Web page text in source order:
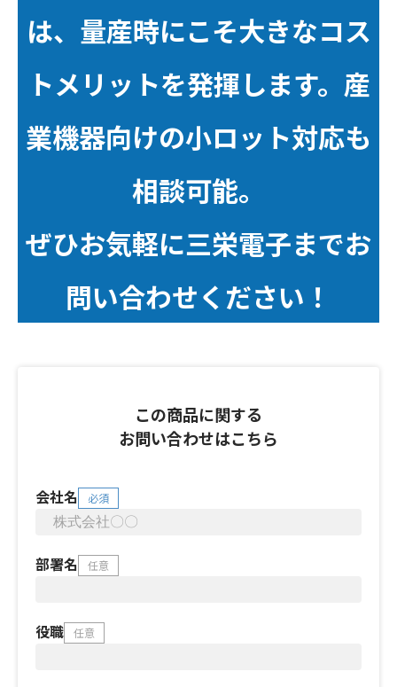
は、量産時にこそ大きなコス
トメリットを発揮します。産
業機器向けの小ロット対応も
相談可能。
ぜひお気軽に三栄電子までお
問い合わせください ！
この商品に関する
お問い合わせはこちら
会社名 必須
部署名 任意
役職 任意